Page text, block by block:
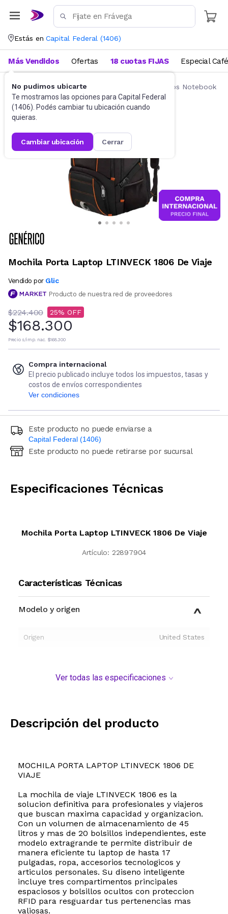
Estás en Capital Federal (1406)
No pudimos ubicarte
Te mostramos las opciones para Capital Federal
(1406). Podés cambiar tu ubicación cuando
quieras.
cambiar ubicación cerrar
Más Vendidos Ofertas 18 cuotas FIJAS Especial Café
Accesorios de Informática Mochilas y Bolsos Notebook
Mochila Porta Laptop LTINVECK 1806 De Viaje
Vendido por Glic
Producto de nuestra red de proveedores
$224.400 25
$168.300
Precio s/imp. nac. $168.300
Compra internacional
El precio publicado incluye todos los impuestos, tasas y
costos de envíos correspondientes
Ver condiciones
Este producto no puede enviarse a
Capital Federal (1406)
Ingresá código postal (sólo números)
Este producto no puede retirarse por sucursal
Especificaciones Técnicas
Mochila Porta Laptop LTINVECK 1806 De Viaje
Artículo: 22897904
Características Técnicas
Modelo y origen
Origen United States
Ver todas las especificaciones
Descripción del producto
MOCHILA PORTA LAPTOP LTINVECK 1806 DE
VIAJE
La mochila de viaje LTINVECK 1806 es la
solucion definitiva para profesionales y viajeros
que buscan maxima capacidad y organizacion.
Con un volumen de almacenamiento de 45
litros y mas de 20 bolsillos independientes, este
modelo extragrande te permite distribuir de
manera eficiente tu laptop de hasta 17
pulgadas, ropa, accesorios tecnologicos y
articulos personales. Su diseno inteligente
incluye tres compartimentos principales
espaciosos y bolsillos ocultos con proteccion
RFID para resguardar tus pertenencias mas
valiosas.